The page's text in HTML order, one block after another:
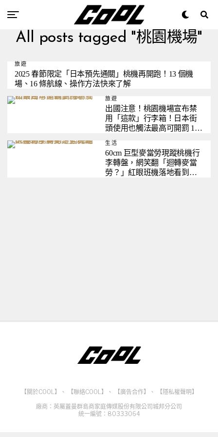
All posts tagged "桃園機場"
旅遊
2025 春節限定「日本預先通關」桃機再開跑！13 個機
場、16 條航線、操作方法快來了解
旅遊
出國注意！桃園機場宣布禁
用「這款」行李箱！日本街
頭使用也觸法最高可開罰 10
生活
60cm 巨型麥當勞現蹤桃機行
李轉盤，網笑翻「迴轉麥當
勞？」紅眼班機落地看到這
【關於COOL】 、 【聯絡COOL】 、 【廣告合作】 、
【隱私權聲明】
廠商：英屬蓋曼群島商家庭傳媒股份有限公司城邦分公司
統一編號：80333064